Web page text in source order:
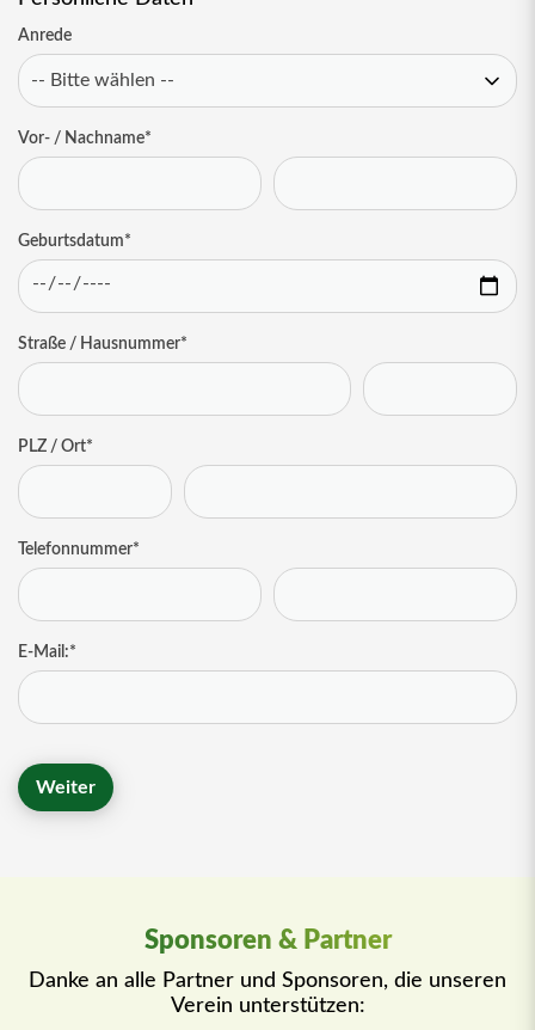
Anrede
Vor- / Nachname*
Geburtsdatum*
Straße / Hausnummer*
PLZ / Ort*
Telefonnummer*
E-Mail:*
Sponsoren & Partner
Danke an alle Partner und Sponsoren, die unseren
Verein unterstützen: